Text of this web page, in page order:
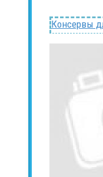
Консервы